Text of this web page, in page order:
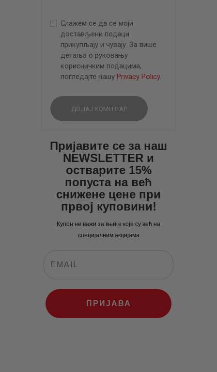
Слажем се да се моји
достављени подаци
прикупљају и чувају. За више
детаља о руковању
корисничким подацима,
погледајте нашу Privacy Policy.
Пријавите се за наш
NEWSLETTER и
остварите 15%
попуста на већ
снижене цене при
првој куповини!
Купон не важи за књиге које су већ на
специјалним акцијама
ПРИЈАВА